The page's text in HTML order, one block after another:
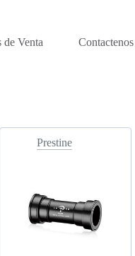
de Venta Contactenos
Prestine